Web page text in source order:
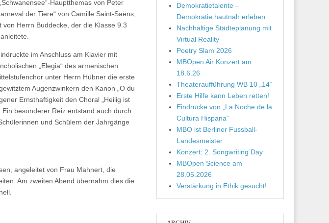
Hauptthemas von Peter
der Tiere“ von Camille Saint-Saëns,
Herrn Buddecke, der die Klasse 9.3
im Anschluss am Klavier mit
„Elegia“ des armenischen
unter Herrn Hübner die erste
Augenzwinkern den Kanon „O du
Ernsthaftigkeit den Choral „Heilig ist
besonderer Reiz entstand auch durch
und Schülern der Jahrgänge
angeleitet von Frau Mahnert, die
Am zweiten Abend übernahm dies die
Demokratietalente –
Demokratie hautnah erleben
Nachhaltige Städteplanung mit
Virtual Reality
Poetry Slam 2026
MBOpen Air Konzert am
18.6.26
Theateraufführung WB 10 „14“
Erste Hilfe kann Leben retten!
Eindrücke von „La Noche de la
Cultura Hispana“
MBO ist Berliner Fussball-
Landesmeister
Konzert: 2. Songwriting Day
MBOpen Science am
28.05.2026
Verstärkung in Ethik gesucht!